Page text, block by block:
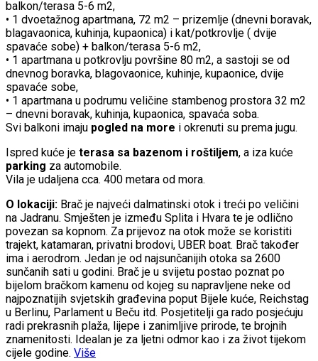
balkon/terasa 5-6 m2,
• 1 dvoetažnog apartmana, 72 m2 – prizemlje (dnevni boravak,
blagavaonica, kuhinja, kupaonica) i kat/potkrovlje ( dvije
spavaće sobe) + balkon/terasa 5-6 m2,
• 1 apartmana u potkrovlju površine 80 m2, a sastoji se od
dnevnog boravka, blagovaonice, kuhinje, kupaonice, dvije
spavaće sobe,
• 1 apartmana u podrumu veličine stambenog prostora 32 m2
– dnevni boravak, kuhinja, kupaonica, spavaća soba.
Svi balkoni imaju pogled na more i okrenuti su prema jugu.
Ispred kuće je terasa sa bazenom i roštiljem, a iza kuće
parking za automobile.
Vila je udaljena cca. 400 metara od mora.
O lokaciji: Brač je najveći dalmatinski otok i treći po veličini
na Jadranu. Smješten je između Splita i Hvara te je odlično
povezan sa kopnom. Za prijevoz na otok može se koristiti
trajekt, katamaran, privatni brodovi, UBER boat. Brač također
ima i aerodrom. Jedan je od najsunčanijih otoka sa 2600
sunčanih sati u godini. Brač je u svijetu postao poznat po
bijelom bračkom kamenu od kojeg su napravljene neke od
najpoznatijih svjetskih građevina poput Bijele kuće, Reichstag
u Berlinu, Parlament u Beču itd. Posjetitelji ga rado posjećuju
radi prekrasnih plaža, lijepe i zanimljive prirode, te brojnih
znamenitosti. Idealan je za ljetni odmor kao i za život tijekom
cijele godine. Više